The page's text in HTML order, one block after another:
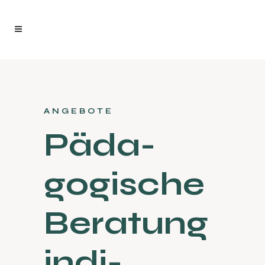
ANGEBOTE
Päda­
gogische
Beratung